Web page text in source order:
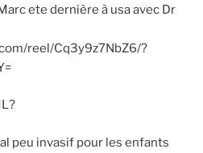
ete dernière à usa avec Dr
reel/Cq3y9z7NbZ6/?
peu invasif pour les enfants